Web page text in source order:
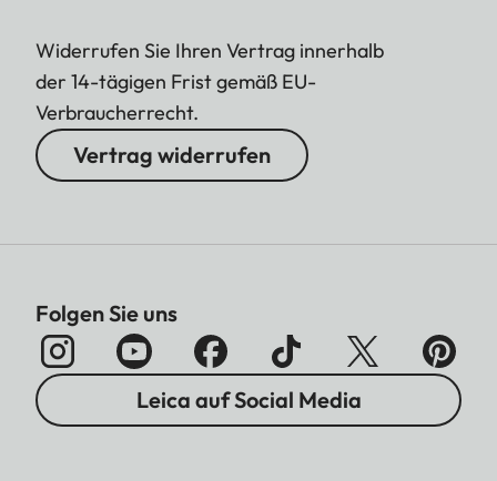
Widerrufen Sie Ihren Vertrag innerhalb
der 14-tägigen Frist gemäß EU-
Verbraucherrecht.
Vertrag widerrufen
Folgen Sie uns
Leica auf Social Media